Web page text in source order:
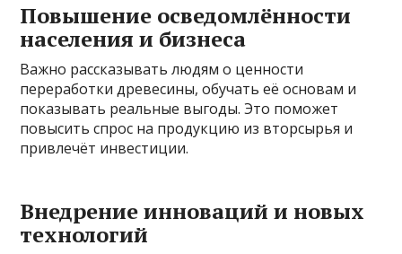
Повышение осведомлённости
населения и бизнеса
Важно рассказывать людям о ценности
переработки древесины, обучать её основам и
показывать реальные выгоды. Это поможет
повысить спрос на продукцию из вторсырья и
привлечёт инвестиции.
Внедрение инноваций и новых
технологий